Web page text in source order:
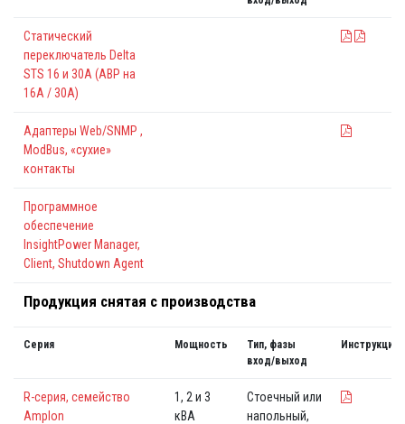
Статический
переключатель Delta
STS 16 и 30А (АВР на
16А / 30А)
Адаптеры Web/SNMP ,
ModBus, «сухие»
контакты
Программное
обеспечение
InsightPower Manager,
Client, Shutdown Agent
Продукция снятая с производства
Серия Мощность
Тип, фазы
вход/выход
Инструкция
R-серия, семейство
Amplon
1, 2 и 3
кВА
Стоечный или
напольный,